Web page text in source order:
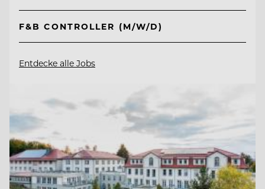
F&B CONTROLLER (M/W/D)
Entdecke alle Jobs